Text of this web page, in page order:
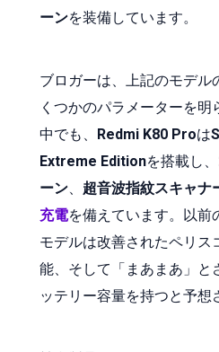
ーンを装備しています。
ブロガーは、上記のモデル
くつかのパラメーターを
中でも、 Redmi K80 Proは
Extreme Editionを搭載し、
ーン
超音波指紋スキャナ
充電を備えています。以前
モデルは改善されたペリス
能、そして「まあまあ」と
ッテリー容量を持つと予想